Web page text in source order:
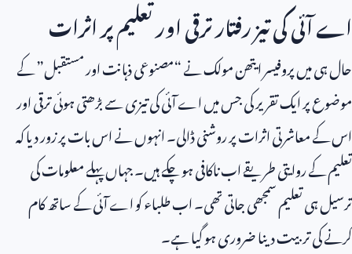
اے آئی کی تیز رفتار ترقی اور تعلیم پر اثرات
حال ہی میں پروفیسر ایتھن مولک نے “مصنوعی ذہانت اور مستقبل” کے
موضوع پر ایک تقریر کی جس میں اے آئی کی تیزی سے بڑھتی ہوئی ترقی اور
اس کے معاشرتی اثرات پر روشنی ڈالی۔ انہوں نے اس بات پر زور دیا کہ
تعلیم کے روایتی طریقے اب ناکافی ہو چکے ہیں۔ جہاں پہلے معلومات کی
ترسیل ہی تعلیم سمجھی جاتی تھی۔ اب طلباء کو اے آئی کے ساتھ کام
کرنے کی تربیت دینا ضروری ہو گیا ہے۔